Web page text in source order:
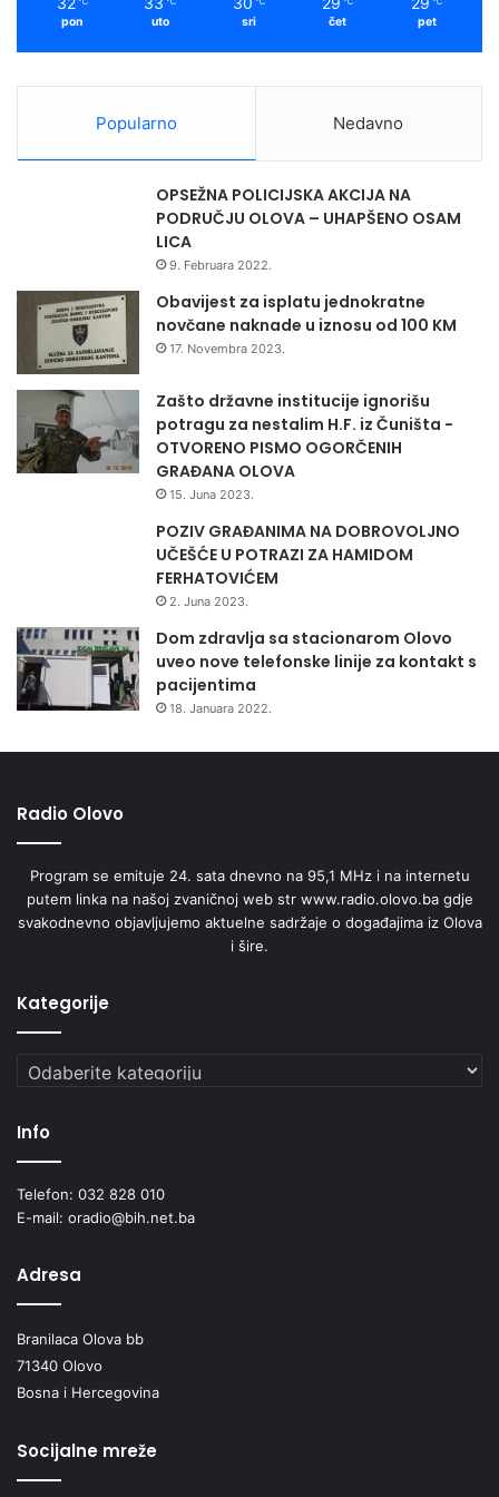
pon uto sri čet pet
Popularno Nedavno
OPSEŽNA POLICIJSKA AKCIJA NA
PODRUČJU OLOVA – UHAPŠENO OSAM
LICA
9. Februara 2022.
Obavijest za isplatu jednokratne
novčane naknade u iznosu od 100 KM
17. Novembra 2023.
Zašto državne institucije ignorišu
potragu za nestalim H.F. iz Čuništa -
OTVORENO PISMO OGORČENIH
GRAĐANA OLOVA
15. Juna 2023.
POZIV GRAĐANIMA NA DOBROVOLJNO
UČEŠĆE U POTRAZI ZA HAMIDOM
FERHATOVIĆEM
2. Juna 2023.
Dom zdravlja sa stacionarom Olovo
uveo nove telefonske linije za kontakt s
pacijentima
18. Januara 2022.
Radio Olovo
Program se emituje 24. sata dnevno na 95,1 MHz i na internetu
putem linka na našoj zvaničnoj web str www.radio.olovo.ba gdje
svakodnevno objavljujemo aktuelne sadržaje o događajima iz Olova
i šire.
Kategorije
Kategorije
Info
Telefon: 032 828 010
E-mail: oradio@bih.net.ba
Adresa
Branilaca Olova bb
71340 Olovo
Bosna i Hercegovina
Socijalne mreže